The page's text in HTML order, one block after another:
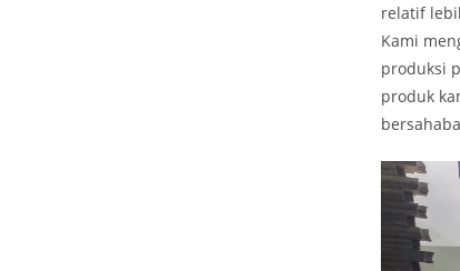
relatif
Kami
produksi
produk